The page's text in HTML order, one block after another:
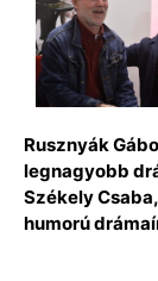
Rusznyák
legnagyobb
Székely
humorú